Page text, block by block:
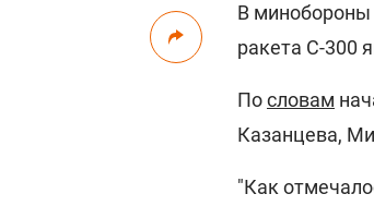
В минобороны
ракета С-300
Пословам
Казанцева,
"Как